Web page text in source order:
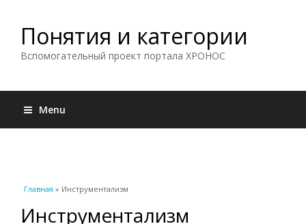
Понятия и категории
Вспомогательный проект портала ХРОНОС
Menu
Вы здесь
Главная » Инструментализм
Инструментализм